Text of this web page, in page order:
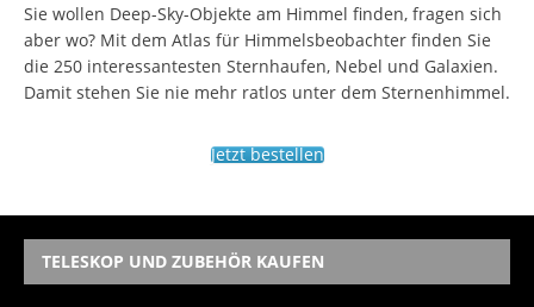
Sie wollen Deep-Sky-Objekte am Himmel finden, fragen sich
aber wo? Mit dem Atlas für Himmelsbeobachter finden Sie
die 250 interessantesten Sternhaufen, Nebel und Galaxien.
Damit stehen Sie nie mehr ratlos unter dem Sternenhimmel.
Jetzt bestellen
TELESKOP UND ZUBEHÖR KAUFEN